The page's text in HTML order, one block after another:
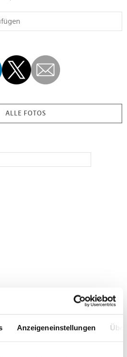
Anzeigeneinstellungen
ALLE FOTOS